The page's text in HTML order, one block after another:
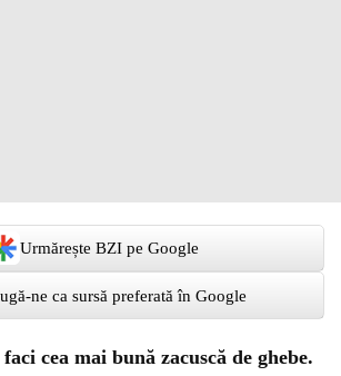
Urmărește BZI pe Google
ne ca sursă preferată în Google
cea mai bună zacuscă de ghebe.